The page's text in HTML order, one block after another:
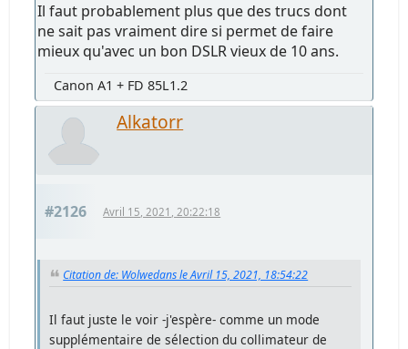
Il faut probablement plus que des trucs dont
ne sait pas vraiment dire si permet de faire
mieux qu'avec un bon DSLR vieux de 10 ans.
Canon A1 + FD 85L1.2
Alkatorr
#2126 Avril 15, 2021, 20:22:18
Citation de: Wolwedans le Avril 15, 2021, 18:54:22
Il faut juste le voir -j'espère- comme un mode
supplémentaire de sélection du collimateur de